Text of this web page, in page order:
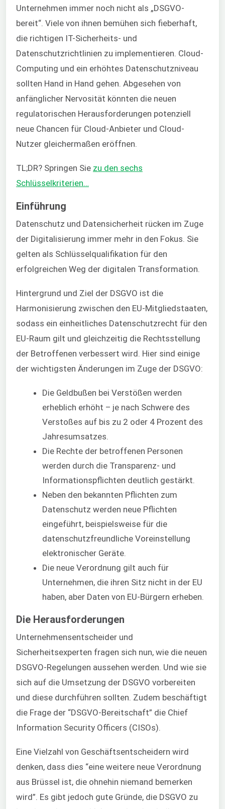
Unternehmen immer noch nicht als „DSGVO-
bereit“. Viele von ihnen bemühen sich fieberhaft,
die richtigen IT-Sicherheits- und
Datenschutzrichtlinien zu implementieren. Cloud-
Computing und ein erhöhtes Datenschutzniveau
sollten Hand in Hand gehen. Abgesehen von
anfänglicher Nervosität könnten die neuen
regulatorischen Herausforderungen potenziell
neue Chancen für Cloud-Anbieter und Cloud-
Nutzer gleichermaßen eröffnen.
TL;DR? Springen Sie zu den sechs
Schlüsselkriterien…
Einführung
Datenschutz und Datensicherheit rücken im Zuge
der Digitalisierung immer mehr in den Fokus. Sie
gelten als Schlüsselqualifikation für den
erfolgreichen Weg der digitalen Transformation.
Hintergrund und Ziel der DSGVO ist die
Harmonisierung zwischen den EU-Mitgliedstaaten,
sodass ein einheitliches Datenschutzrecht für den
EU-Raum gilt und gleichzeitig die Rechtsstellung
der Betroffenen verbessert wird. Hier sind einige
der wichtigsten Änderungen im Zuge der DSGVO:
Die Geldbußen bei Verstößen werden
erheblich erhöht – je nach Schwere des
Verstoßes auf bis zu 2 oder 4 Prozent des
Jahresumsatzes.
Die Rechte der betroffenen Personen
werden durch die Transparenz- und
Informationspflichten deutlich gestärkt.
Neben den bekannten Pflichten zum
Datenschutz werden neue Pflichten
eingeführt, beispielsweise für die
datenschutzfreundliche Voreinstellung
elektronischer Geräte.
Die neue Verordnung gilt auch für
Unternehmen, die ihren Sitz nicht in der EU
haben, aber Daten von EU-Bürgern erheben.
Die Herausforderungen
Unternehmensentscheider und
Sicherheitsexperten fragen sich nun, wie die neuen
DSGVO-Regelungen aussehen werden. Und wie sie
sich auf die Umsetzung der DSGVO vorbereiten
und diese durchführen sollten. Zudem beschäftigt
die Frage der “DSGVO-Bereitschaft” die Chief
Information Security Officers (CISOs).
Eine Vielzahl von Geschäftsentscheidern wird
denken, dass dies “eine weitere neue Verordnung
aus Brüssel ist, die ohnehin niemand bemerken
wird”. Es gibt jedoch gute Gründe, die DSGVO zu